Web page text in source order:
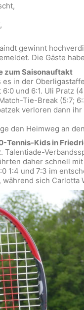
gewinnt
Die Gäste
zum Saisonauftakt
in der
und 6:1. Uli Pratz
Tie-Break (5:7;
verloren dann
den Heimweg an
Tennis-Kids in
Talentiade-
daher schnell
1:4 und 7:3 im
während sich